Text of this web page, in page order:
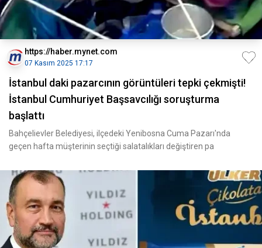
https://haber.mynet.com
07 Kasım 2025 17:17
İstanbul daki pazarcının görüntüleri tepki çekmişti!
İstanbul Cumhuriyet Başsavcılığı soruşturma
başlattı
Bahçelievler Belediyesi, ilçedeki Yenibosna Cuma Pazarı'nda
geçen hafta müşterinin seçtiği salatalıkları değiştiren pa